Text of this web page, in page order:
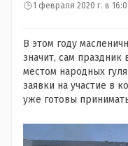
1 февраля 2020 г. в
В этом году
значит, сам праздник
местом народных
заявки на участие в
уже готовы